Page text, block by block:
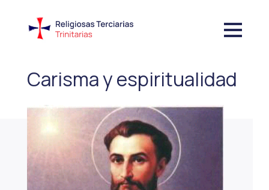
Carisma y espiritualidad